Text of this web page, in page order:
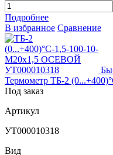
Подробнее
В избранное Сравнение
Термометр ТБ-2
Под заказ
Артикул
УТ000010318
Вид